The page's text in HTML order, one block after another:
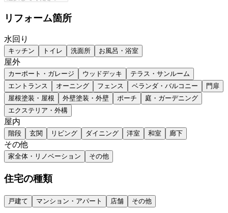
リフォーム箇所
水回り
キッチン トイレ 洗面所 お風呂・浴室
屋外
カーポート・ガレージ ウッドデッキ
テラス・サンルーム
エントランス
オーニング フェンス ベランダ・バルコニー
門扉
屋根塗装・屋根
外壁塗装・外壁 ポーチ
庭・ガーデニング
エクステリア・外構
屋内
階段 玄関 リビング ダイニング 洋室 和室 廊下
その他
家全体・リノベーション その他
住宅の種類
戸建て マンション・アパート 店舗 その他